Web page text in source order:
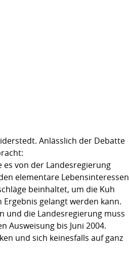
Anlässlich der Debatte
es von der Landesregierung
elementare Lebensinteressen
beinhaltet, um die Kuh
gelangt werden kann.
und die Landesregierung muss
Ausweisung bis Juni 2004.
und sich keinesfalls auf ganz